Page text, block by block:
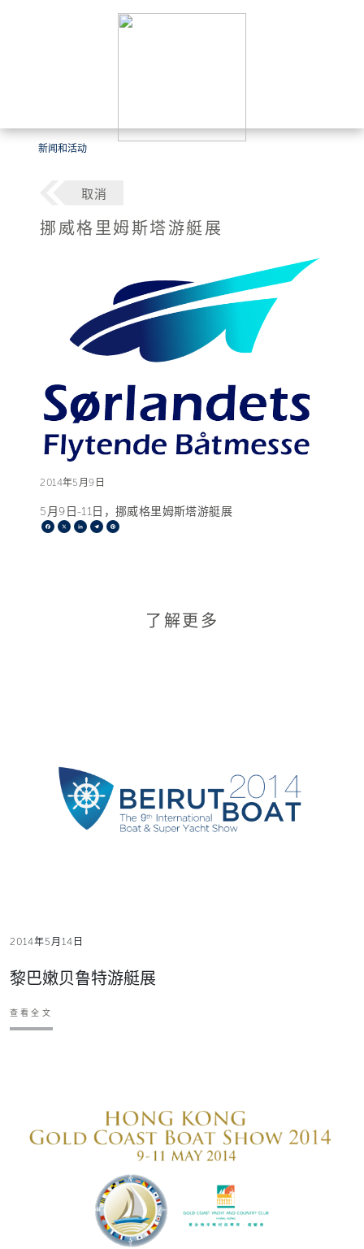
新闻和活动
取消
挪威格里姆斯塔游艇展
2014年5月9日
5月9日-11日，挪威格里姆斯塔游艇展
Facebook
X LinkedIn
Telegram
了解更多
2014年5月14日
黎巴嫩贝鲁特游艇展
查看全文